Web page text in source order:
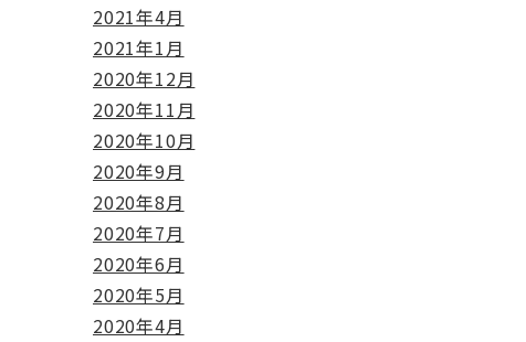
2021年4月
2021年1月
2020年12月
2020年11月
2020年10月
2020年9月
2020年8月
2020年7月
2020年6月
2020年5月
2020年4月